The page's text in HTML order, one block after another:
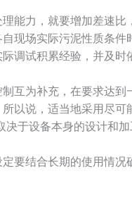
能力，就要增加差速
现场实际污泥性质条
调试积累经验，并及时
互为补充，在要求达
以说，适当地采用尽
于设备本身的设计和
要结合长期的使用情况